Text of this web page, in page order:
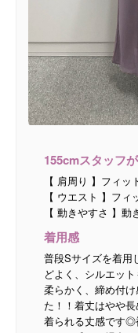
155cmスタッフ
【 肩周り 】フィ
【 ウエスト 】フ
【 動きやすさ 】動
着用感
普段Sサイズを着用
どよく、シルエッ
柔らかく、締め付
た！！着丈はやや
着られる丈感です◎